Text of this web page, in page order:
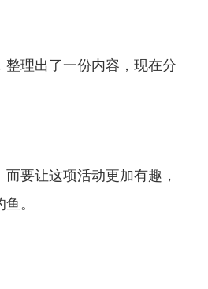
理出了一份内容，现在分
要让这项活动更加有趣，
。